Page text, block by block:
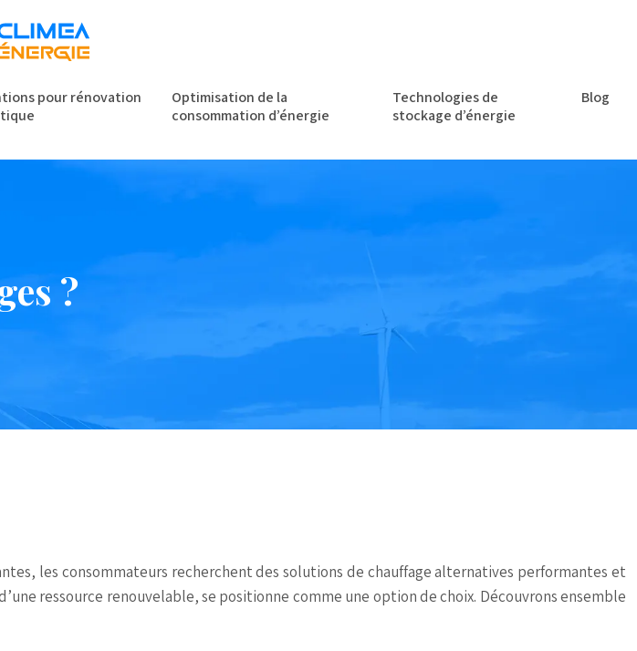
pour rénovation
Optimisation de la
consommation d’énergie
Technologies de
stockage d’énergie
Blog
?
les consommateurs recherchent des solutions de chauffage alternatives performantes et
ressource renouvelable, se positionne comme une option de choix. Découvrons ensemble